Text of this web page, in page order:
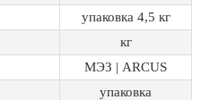
упаковка 4,5 кг
кг
МЭЗ | ARCUS
упаковка